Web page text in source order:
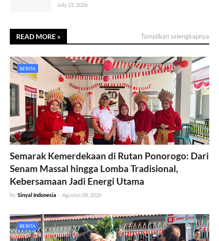
July 22, 2026
READ MORE » Tampilkan selengkapnya
BERITA
Semarak Kemerdekaan di Rutan Ponorogo: Dari
Senam Massal hingga Lomba Tradisional,
Kebersamaan Jadi Energi Utama
by Sinyal Indonesia - Agustus 08, 2026
BERITA